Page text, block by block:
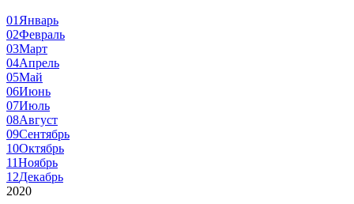
01 Январь
02Февраль
03Март
04Апрель
05Май
06Июнь
07Июль
08Август
09Сентябрь
10Октябрь
11Ноябрь
12Декабрь
2020